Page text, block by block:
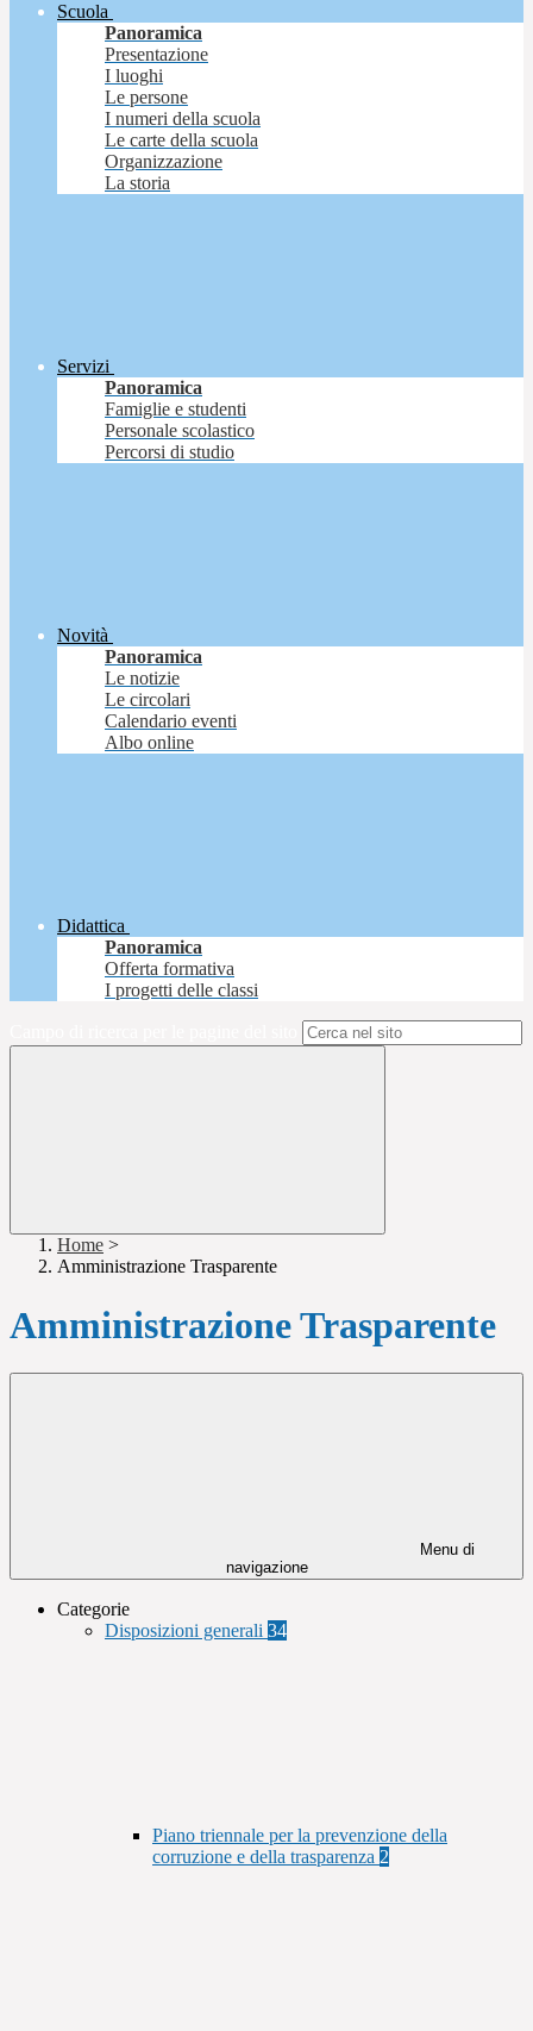
Scuola
Panoramica
Presentazione
I luoghi
Le persone
I numeri della scuola
Le carte della scuola
Organizzazione
La storia
Servizi
Panoramica
Famiglie e studenti
Personale scolastico
Percorsi di studio
Novità
Panoramica
Le notizie
Le circolari
Calendario eventi
Albo online
Didattica
Panoramica
Offerta formativa
I progetti delle classi
Home >
Amministrazione Trasparente
Amministrazione Trasparente
Menu di
navigazione
Categorie
Disposizioni generali 34
Piano triennale per la prevenzione della
corruzione e della trasparenza 2